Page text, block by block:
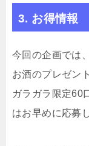
3. お得情報
今回の企画では
お酒のプレゼン
ガラガラ限定60
はお早めに応募